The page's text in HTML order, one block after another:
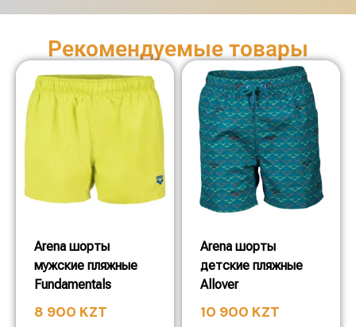
Рекомендуемые товары
Arena шорты
мужские пляжные
Fundamentals
8 900 KZT
Arena шорты
детские пляжные
Allover
10 900 KZT